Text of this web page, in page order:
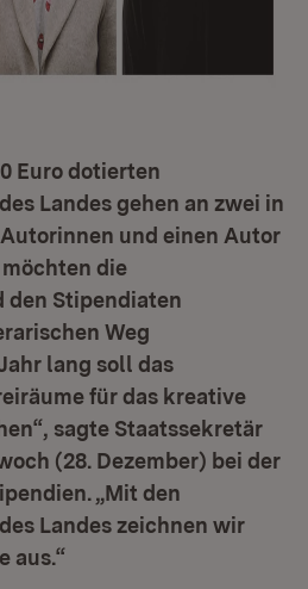
Euro dotierten
Landes gehen an zwei in
und einen Autor
möchten die
den Stipendiaten
Weg
lang soll das
für das kreative
sagte Staatssekretär
(28. Dezember) bei der
„Mit den
Landes zeichnen wir
aus.“